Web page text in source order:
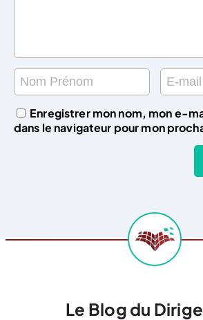
Enregistrer mon nom, mon e-
dans le navigateur pour mon
Le Blog du